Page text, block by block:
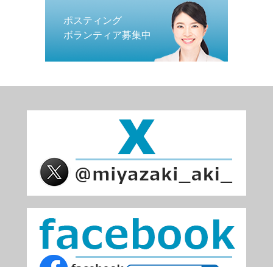
ポスティング
ボランティア募集中